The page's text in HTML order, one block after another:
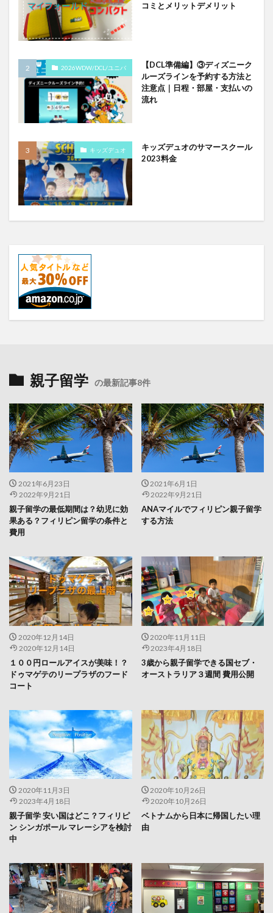
コミとメリットデメリット
2026WDW/DCL/ユニバ
【DCL準備編】③ディズニーク
ルーズラインを予約する方法と
注意点｜日程・部屋・支払いの
流れ
キッズデュオ
キッズデュオのサマースクール
2023料金
親子留学 の最新記事8件
2021年6月23日
2022年9月21日
親子留学の最低期間は？幼児に効
果ある？フィリピン留学の条件と
費用
2021年6月1日
2022年9月21日
ANAマイルでフィリピン親子留学
する方法
2020年12月14日
2020年12月14日
１００円ロールアイスが美味！？
ドゥマゲテのリープラザのフード
コート
2020年11月11日
2023年4月18日
3歳から親子留学できる国セブ・
オーストラリア３週間 費用公開
2020年11月3日
2023年4月18日
親子留学 安い国はどこ？フィリピ
ン シンガポール マレーシアを検討
中
2020年10月26日
2020年10月26日
ベトナムから日本に帰国したい理
由